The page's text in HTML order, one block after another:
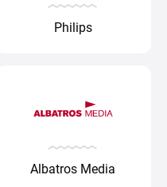
Philips
Albatros Media